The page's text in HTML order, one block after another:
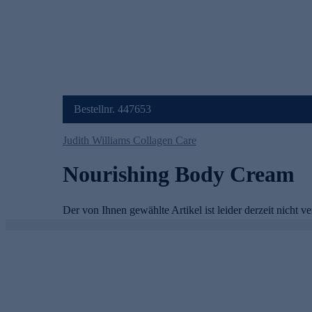
Bestellnr. 447653
Judith Williams Collagen Care
Nourishing Body Cream
Der von Ihnen gewählte Artikel ist leider derzeit nicht